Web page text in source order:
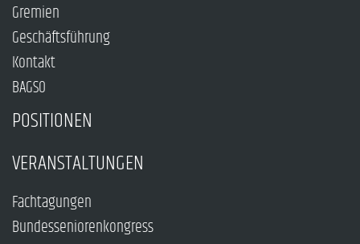
Gremien
Geschäftsführung
Kontakt
BAGSO
POSITIONEN
VERANSTALTUNGEN
Fachtagungen
Bundesseniorenkongress